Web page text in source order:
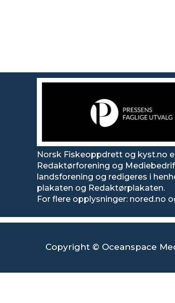
Norsk Fiskeoppdrett og kyst.no
Redaktørforening og
landsforening og redigeres i
plakaten og Redaktørplakaten.
For flere opplysninger: nored.no
Copyright © Oceanspace